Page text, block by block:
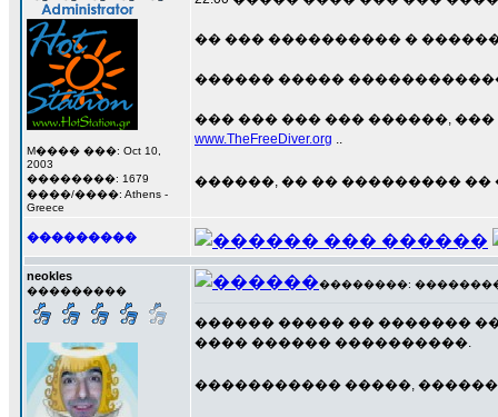
M���� ���: Oct 10,
2003
��������: 1679
����/����: Athens -
Greece
�� ��� ���������� �
������ �����
��� ��� ��� ��� ������, ���
www.TheFreeDiver.org ..
������, �� �� ��������� ��
���������
neokles
���������
��������: ���������
������ ����� �� �������
���� ������ ����������.
����������� �����,